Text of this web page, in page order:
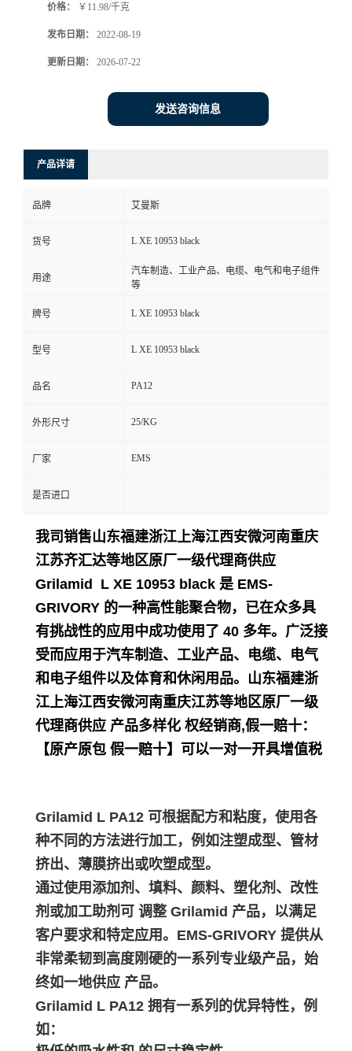
系
言
价格： ￥11.98/千克
发布日期： 2022-08-19
更新日期： 2026-07-22
发送咨询信息
产品详请
品牌 艾曼斯
货号 L XE 10953 black
用途
汽车制造、工业产品、电缆、电气和电子组件
等
牌号 L XE 10953 black
型号 L XE 10953 black
品名 PA12
外形尺寸 25/KG
厂家 EMS
是否进口
我司销售山东福建浙江上海江西安微河南重庆
江苏齐汇达等地区原厂一级代理商供应
Grilamid L XE 10953 black 是 EMS-
GRIVORY 的一种高性能聚合物，已在众多具
有挑战性的应用中成功使用了 40 多年。 广泛接
受而应用于汽车制造、工业产品、电缆、电气
和电子组件以及体育和休闲用品。 山东福建浙
江上海江西安微河南重庆江苏等地区原厂一级
代理商供应 产品多样化 权经销商,假一赔十：
【原产原包 假一赔十】可以一对一开具增值税
Grilamid L PA12 可根据配方和粘度，使用各
种不同的方法进行加工，例如注塑成型、管材
挤出、薄膜挤出或吹塑成型。
通过使用添加剂、填料、颜料、塑化剂、改性
剂或加工助剂可 调整 Grilamid 产品，以满足
客户要求和特定应用。EMS-GRIVORY 提供从
非常柔韧到高度刚硬的一系列专业级产品，始
终如一地供应 产品。
Grilamid L PA12 拥有一系列的优异特性，例
如：